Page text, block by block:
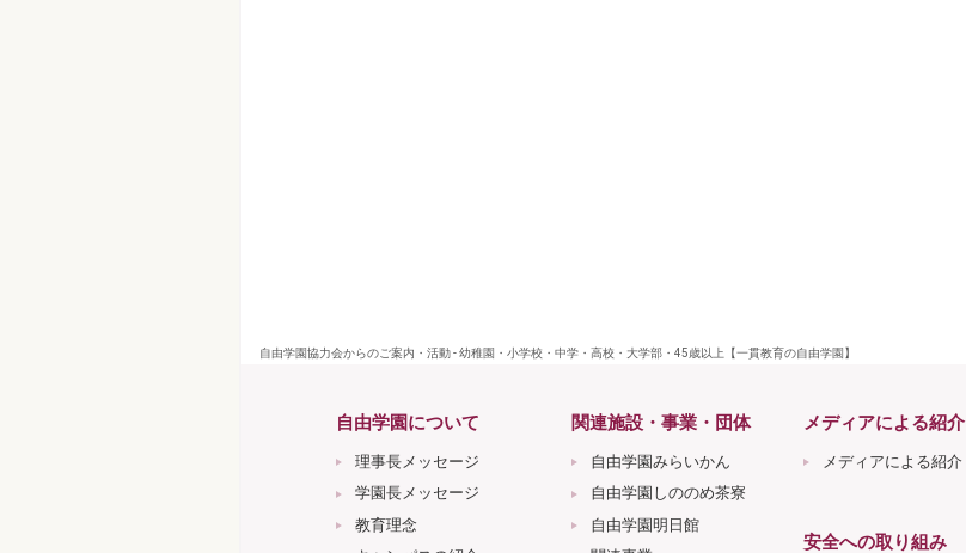
自由学園協力会からのご案内・活動 - 幼稚園・小学校・中学・高校・大学部・45歳以上【一貫教育の自由学園】
自由学園について
理事長メッセージ
学園長メッセージ
教育理念
関連施設・事業・団体
自由学園みらいかん
自由学園しののめ茶寮
自由学園明日館
メディアによる紹介
メディアによる紹介
安全への取り組み